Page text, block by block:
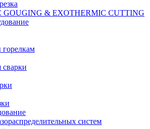
GOUGING & EXOTHERMIC CUTTING
горелкам
сварки
систем